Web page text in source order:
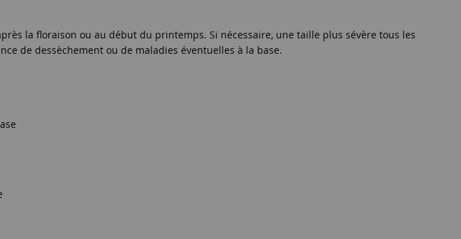
la floraison ou au début du printemps. Si nécessaire, une taille plus sévère tous les
de dessèchement ou de maladies éventuelles à la base.